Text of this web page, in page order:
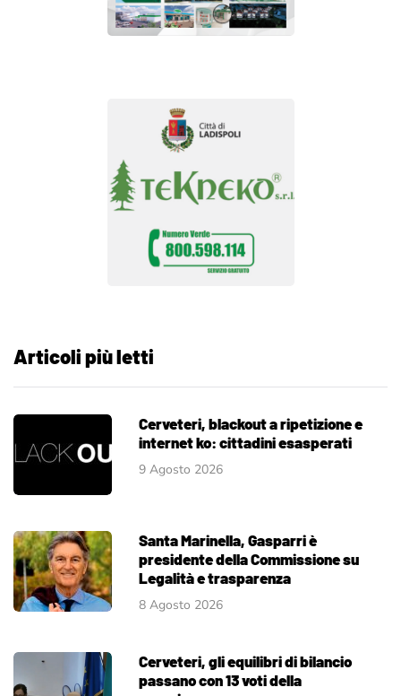
Articoli più letti
Cerveteri, blackout a ripetizione e
internet ko: cittadini esasperati
9 Agosto 2026
Santa Marinella, Gasparri è
presidente della Commissione su
Legalità e trasparenza
8 Agosto 2026
Cerveteri, gli equilibri di bilancio
passano con 13 voti della